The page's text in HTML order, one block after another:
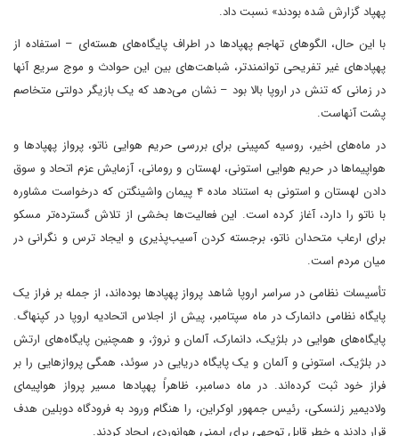
پهپاد گزارش شده بودند» نسبت داد.
با این حال، الگوهای تهاجم پهپادها در اطراف پایگاه‌های هسته‌ای – استفاده از
پهپادهای غیر تفریحی توانمندتر، شباهت‌های بین این حوادث و موج سریع آنها
در زمانی که تنش در اروپا بالا بود – نشان می‌دهد که یک بازیگر دولتی متخاصم
پشت آنهاست.
در ماه‌های اخیر، روسیه کمپینی برای بررسی حریم هوایی ناتو، پرواز پهپادها و
هواپیماها در حریم هوایی استونی، لهستان و رومانی، آزمایش عزم اتحاد و سوق
دادن لهستان و استونی به استناد ماده ۴ پیمان واشینگتن که درخواست مشاوره
با ناتو را دارد، آغاز کرده است. این فعالیت‌ها بخشی از تلاش گسترده‌تر مسکو
برای ارعاب متحدان ناتو، برجسته کردن آسیب‌پذیری و ایجاد ترس و نگرانی در
میان مردم است.
تأسیسات نظامی در سراسر اروپا شاهد پرواز پهپادها بوده‌اند، از جمله بر فراز یک
پایگاه نظامی دانمارک در ماه سپتامبر، پیش از اجلاس اتحادیه اروپا در کپنهاگ.
پایگاه‌های هوایی در بلژیک، دانمارک، آلمان و نروژ، و همچنین پایگاه‌های ارتش
در بلژیک، استونی و آلمان و یک پایگاه دریایی در سوئد، همگی پروازهایی را بر
فراز خود ثبت کرده‌اند. در ماه دسامبر، ظاهراً پهپادها مسیر پرواز هواپیمای
ولادیمیر زلنسکی، رئیس جمهور اوکراین، را هنگام ورود به فرودگاه دوبلین هدف
قرار دادند و خطر قابل توجهی برای ایمنی هوانوردی ایجاد کردند.